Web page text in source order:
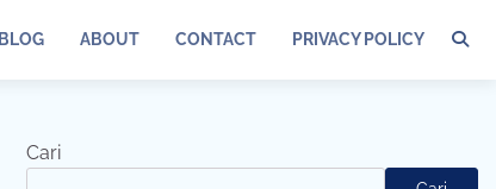
BLOG ABOUT CONTACT PRIVACY POLICY
Cari